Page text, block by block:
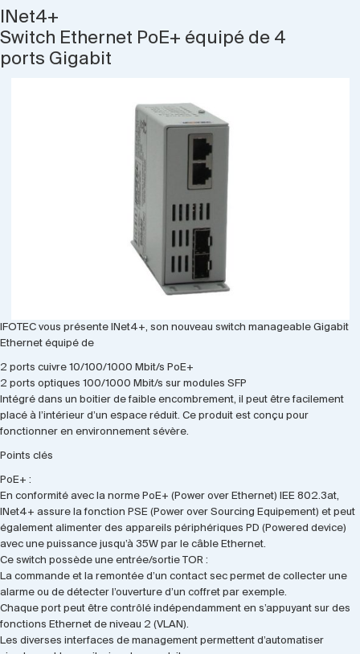
INet4+
Switch Ethernet PoE+ équipé de 4
ports Gigabit
IFOTEC vous présente INet4+, son nouveau switch manageable Gigabit
Ethernet équipé de
2 ports cuivre 10/100/1000 Mbit/s PoE+
2 ports optiques 100/1000 Mbit/s sur modules SFP
Intégré dans un boitier de faible encombrement, il peut être facilement
placé à l’intérieur d’un espace réduit. Ce produit est conçu pour
fonctionner en environnement sévère.
Points clés
PoE+ :
En conformité avec la norme PoE+ (Power over Ethernet) IEE 802.3at,
INet4+ assure la fonction PSE (Power over Sourcing Equipement) et peut
également alimenter des appareils périphériques PD (Powered device)
avec une puissance jusqu’à 35W par le câble Ethernet.
Ce switch possède une entrée/sortie TOR :
La commande et la remontée d’un contact sec permet de collecter une
alarme ou de détecter l’ouverture d’un coffret par exemple.
Chaque port peut être contrôlé indépendamment en s’appuyant sur des
fonctions Ethernet de niveau 2 (VLAN).
Les diverses interfaces de management permettent d’automatiser